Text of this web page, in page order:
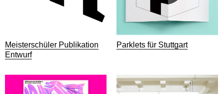
Meisterschüler Publikation
Entwurf
Parklets für Stuttgart